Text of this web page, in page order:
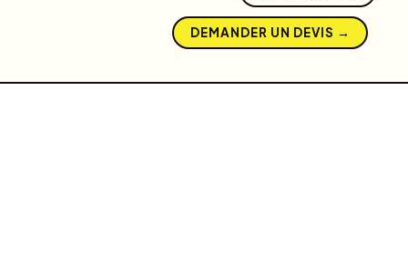
DEMANDER UN DEVIS →